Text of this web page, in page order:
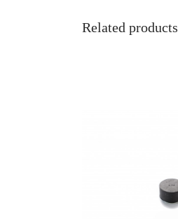
Related products